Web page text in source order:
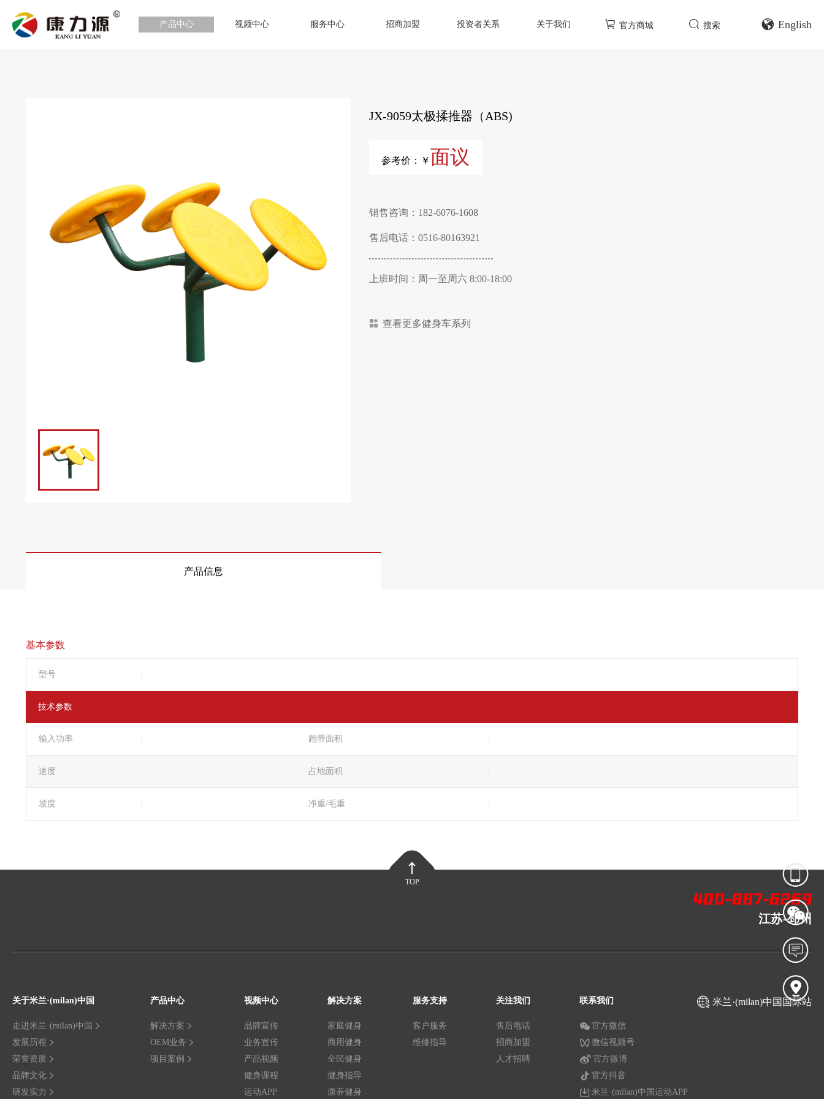
产品中心 视频中心 服务中心 招商加盟 投资者关系 关于我们 官方商城 搜索 English
JX-9059太极揉推器（ABS)
参考价：￥面议
销售咨询：182-6076-1608
售后电话：0516-80163921
上班时间：周一至周六 8:00-18:00
查看更多健身车系列
产品信息
基本参数
型号
技术参数
输入功率 跑带面积
速度 占地面积
坡度 净重/毛重
TOP
江苏-邳州
关于米兰·(milan)中国
走进米兰·(milan)中国
发展历程
荣誉资质
品牌文化
研发实力
产品中心
解决方案
OEM业务
项目案例
视频中心
品牌宣传
业务宣传
产品视频
健身课程
运动APP
解决方案
家庭健身
商用健身
全民健身
健身指导
康养健身
服务支持
客户服务
维修指导
关注我们
售后电话
招商加盟
人才招聘
联系我们
官方微信
微信视频号
官方微博
官方抖音
米兰·(milan)中国运动APP
米兰·(milan)中国国际站